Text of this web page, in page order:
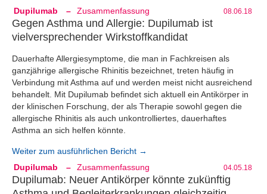
Dupilumab
– Zusammenfassung 08.06.18
Gegen Asthma und Allergie: Dupilumab ist
vielversprechender Wirkstoffkandidat
Dauerhafte Allergiesymptome, die man in Fachkreisen als
ganzjährige allergische Rhinitis bezeichnet, treten häufig in
Verbindung mit Asthma auf und werden meist nicht ausreichend
behandelt. Mit Dupilumab befindet sich aktuell ein Antikörper in
der klinischen Forschung, der als Therapie sowohl gegen die
allergische Rhinitis als auch unkontrolliertes, dauerhaftes
Asthma an sich helfen könnte.
Weiter zum ausführlichen Bericht →
Dupilumab
– Zusammenfassung 04.05.18
Dupilumab: Neuer Antikörper könnte zukünftig